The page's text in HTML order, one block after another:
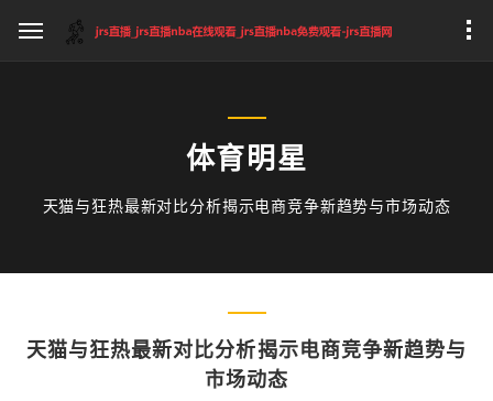
体育明星
天猫与狂热最新对比分析揭示电商竞争新趋势与市场动态
天猫与狂热最新对比分析揭示电商竞争新趋势与
市场动态